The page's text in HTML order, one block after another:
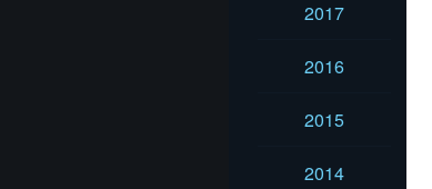
2017
2016
2015
2014